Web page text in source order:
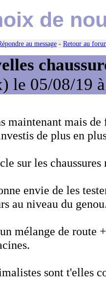
de
au message - Retour au
le 05/08/19
maintenant mais
de plus en
sur les
envie de les
au niveau du
mélange de route
sont t'elles